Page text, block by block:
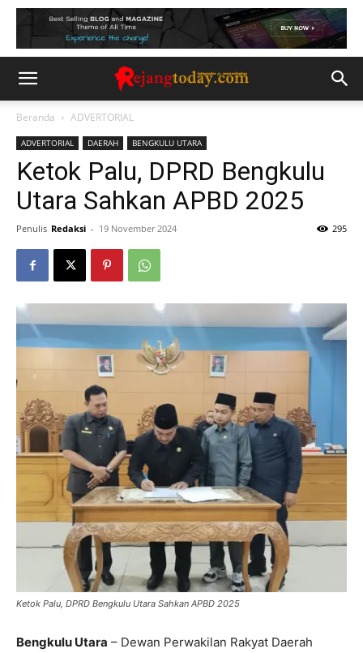
Beranda ADVERTORIAL
ADVERTORIAL DAERAH BENGKULU UTARA
Ketok Palu, DPRD Bengkulu
Utara Sahkan APBD 2025
Penulis Redaksi - 19 November 2024 295
Ketok Palu, DPRD Bengkulu Utara Sahkan APBD 2025
Bengkulu Utara – Dewan Perwakilan Rakyat Daerah